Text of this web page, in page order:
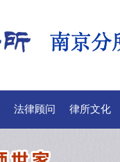
法律顾问 律所文化